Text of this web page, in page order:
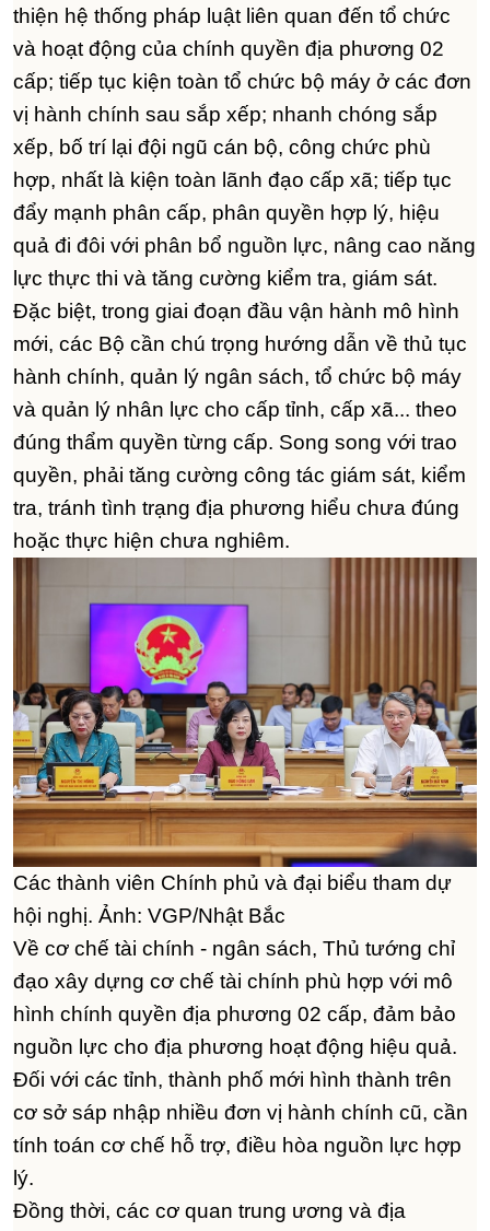
thiện hệ thống pháp luật liên quan đến tổ chức
và hoạt động của chính quyền địa phương 02
cấp; tiếp tục kiện toàn tổ chức bộ máy ở các đơn
vị hành chính sau sắp xếp; nhanh chóng sắp
xếp, bố trí lại đội ngũ cán bộ, công chức phù
hợp, nhất là kiện toàn lãnh đạo cấp xã; tiếp tục
đẩy mạnh phân cấp, phân quyền hợp lý, hiệu
quả đi đôi với phân bổ nguồn lực, nâng cao năng
lực thực thi và tăng cường kiểm tra, giám sát.
Đặc biệt, trong giai đoạn đầu vận hành mô hình
mới, các Bộ cần chú trọng hướng dẫn về thủ tục
hành chính, quản lý ngân sách, tổ chức bộ máy
và quản lý nhân lực cho cấp tỉnh, cấp xã... theo
đúng thẩm quyền từng cấp. Song song với trao
quyền, phải tăng cường công tác giám sát, kiểm
tra, tránh tình trạng địa phương hiểu chưa đúng
hoặc thực hiện chưa nghiêm.
Các thành viên Chính phủ và đại biểu tham dự
hội nghị. Ảnh: VGP/Nhật Bắc
Về cơ chế tài chính - ngân sách, Thủ tướng chỉ
đạo xây dựng cơ chế tài chính phù hợp với mô
hình chính quyền địa phương 02 cấp, đảm bảo
nguồn lực cho địa phương hoạt động hiệu quả.
Đối với các tỉnh, thành phố mới hình thành trên
cơ sở sáp nhập nhiều đơn vị hành chính cũ, cần
tính toán cơ chế hỗ trợ, điều hòa nguồn lực hợp
lý.
Đồng thời, các cơ quan trung ương và địa